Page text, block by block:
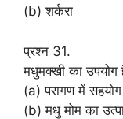
(b) शर्करा
प्रश्न 31.
मधुमक्खी का उपयोग
(a) परागण में सहयोग
(b) मधु मोम का